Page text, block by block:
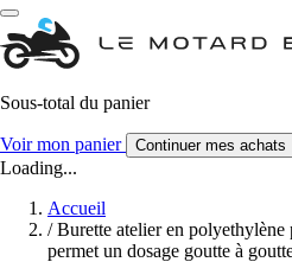
Sous-total du panier
Voir mon panier Continuer mes achats
Loading...
Accueil
/ Burette atelier en
permet un dosage goutte à